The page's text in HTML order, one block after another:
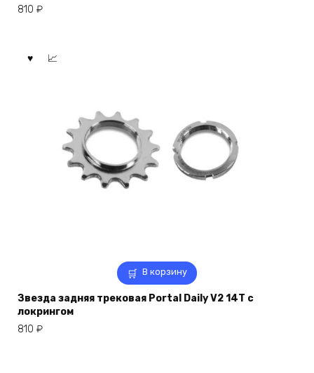
810 ₽
В корзину
Звезда задняя трековая Portal Daily V2 14T с
локрингом
810 ₽